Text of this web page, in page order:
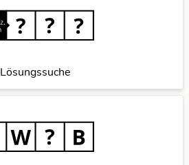
Lösungssuche